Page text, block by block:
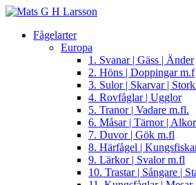
Fågelarter
Europa
1. Svanar | Gäss | Änder
2. Höns | Doppingar m.f
3. Sulor | Skarvar |
4. Rovfåglar | Ugglor
5. Tranor | Vadare m.fl.
6. Måsar | Tärnor | Alkor
7. Duvor | Gök m.fl
8. Härfågel |
9. Lärkor | Svalor m.fl
10. Trastar | Sångare |